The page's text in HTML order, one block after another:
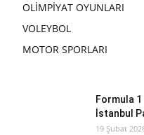
OLİMPİYAT OYUNLARI
VOLEYBOL
MOTOR SPORLARI
Formula 1
İstanbul
19 Şubat